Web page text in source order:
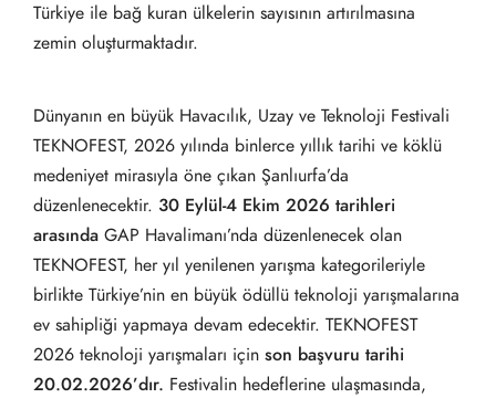
Türkiye ile bağ kuran ülkelerin sayısının artırılmasına
zemin oluşturmaktadır.
Dünyanın en büyük Havacılık, Uzay ve Teknoloji Festivali
TEKNOFEST, 2026 yılında binlerce yıllık tarihi ve köklü
medeniyet mirasıyla öne çıkan Şanlıurfa’da
düzenlenecektir. 30 Eylül-4 Ekim 2026 tarihleri
arasında GAP Havalimanı’nda düzenlenecek olan
TEKNOFEST, her yıl yenilenen yarışma kategorileriyle
birlikte Türkiye’nin en büyük ödüllü teknoloji yarışmalarına
ev sahipliği yapmaya devam edecektir. TEKNOFEST
2026 teknoloji yarışmaları için son başvuru tarihi
20.02.2026’dır. Festivalin hedeflerine ulaşmasında,